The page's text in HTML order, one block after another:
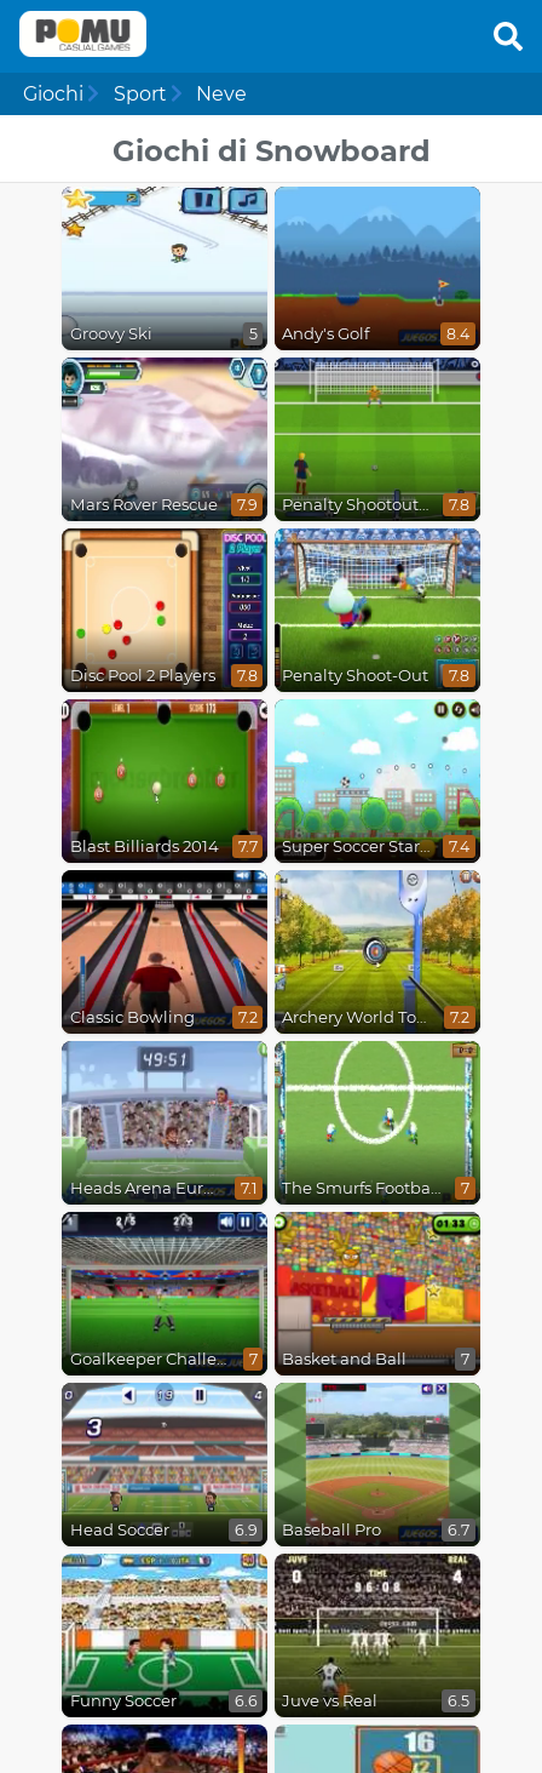
Giochi Sport Neve
Giochi di Snowboard
Groovy Ski 5 Andy's Golf 8.4
Mars Rover Rescue 7.9 Penalty Shootout Multi League 7.8
Disc Pool 2 Players 7.8 Penalty Shoot-Out 7.8
Blast Billiards 2014 7.7 Super Soccer Star 2 7.4
Classic Bowling 7.2 Archery World Tour 7.2
Heads Arena Euro Soccer 7.1 The Smurfs Football Match 7
Goalkeeper Challenge 7 Basket and Ball 7
Head Soccer 6.9 Baseball Pro 6.7
Funny Soccer 6.6 Juve vs Real 6.5